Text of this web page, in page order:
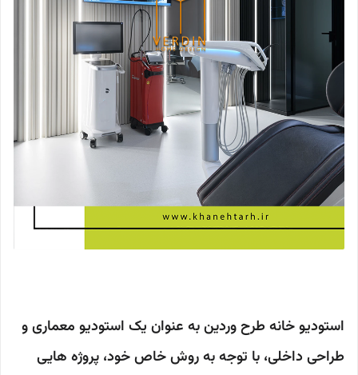
استودیو خانه طرح وردین به عنوان یک استودیو معماری و
طراحی داخلی، با توجه به روش خاص خود، پروژه هایی